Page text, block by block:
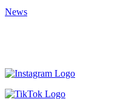
News